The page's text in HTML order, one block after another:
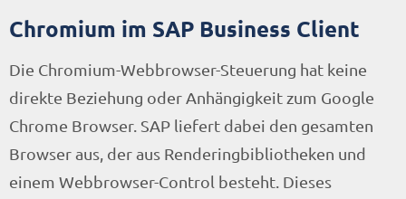
Chromium im SAP Business Client
Die Chromium-Webbrowser-Steuerung hat keine
direkte Beziehung oder Anhängigkeit zum Google
Chrome Browser. SAP liefert dabei den gesamten
Browser aus, der aus Renderingbibliotheken und
einem Webbrowser-Control besteht. Dieses